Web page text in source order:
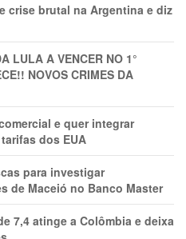
crise brutal na Argentina e diz
LULA A VENCER NO 1°
NOVOS CRIMES DA
e quer integrar
dos EUA
para investigar
de Maceió no Banco Master
7,4 atinge a Colômbia e deixa